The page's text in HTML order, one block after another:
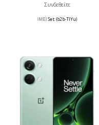
Συνδεθείτε
IMEI Set: (b2b-TlYu)